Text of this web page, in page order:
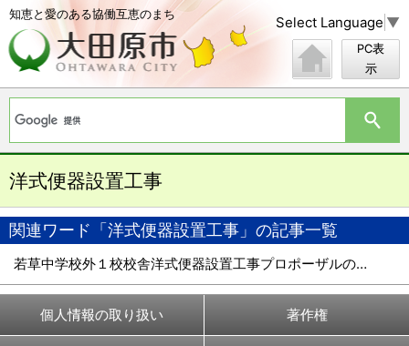
知恵と愛のある協働互恵のまち Select Language ▼
PC表
示
洋式便器設置工事
関連ワード「洋式便器設置工事」の記事一覧
若草中学校外１校校舎洋式便器設置工事プロポーザルの審査結果
個人情報の取り扱い 著作権